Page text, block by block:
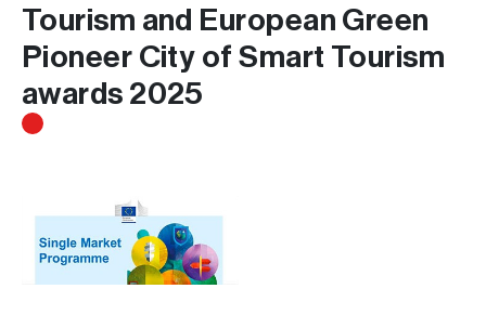
Tourism and European Green
Pioneer City of Smart Tourism
awards 2025